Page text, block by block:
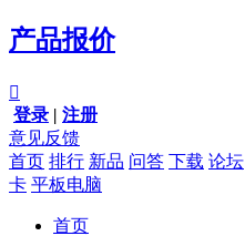
产品报价

登录 | 注册
意见反馈
首页 排行 新品 问答 下载 论坛
卡 平板电脑
首页